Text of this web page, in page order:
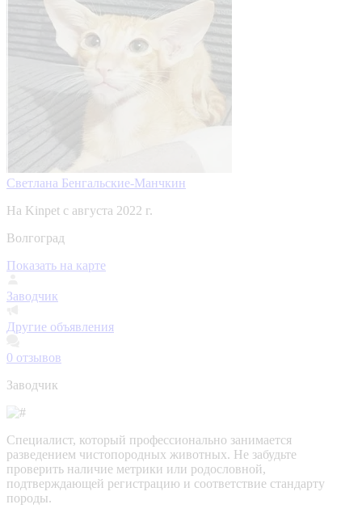
Светлана Бенгальские-Манчкин
На Kinpet c августа 2022 г.
Волгоград
Показать на карте
Заводчик
Другие объявления
0 отзывов
Заводчик
Специалист, который профессионально занимается
разведением чистопородных животных. Не забудьте
проверить наличие метрики или родословной,
подтверждающей регистрацию и соответствие стандарту
породы.